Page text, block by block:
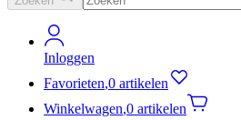
Inloggen
Favorieten,0 artikelen
Winkelwagen,0 artikelen